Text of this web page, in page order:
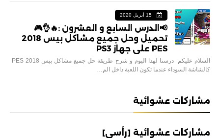
15 أبريل 2020
📢الدرس السابع و العشرون :🔥👌🎮
تحميل وحل جميع مشاكل بيس 2018
PES على جهاز PS3
كالشاشة السوداء عندما تكون اللعبة داخل الم…
مشاركات عشوائية
مشاركات عشوائية [رأسي]